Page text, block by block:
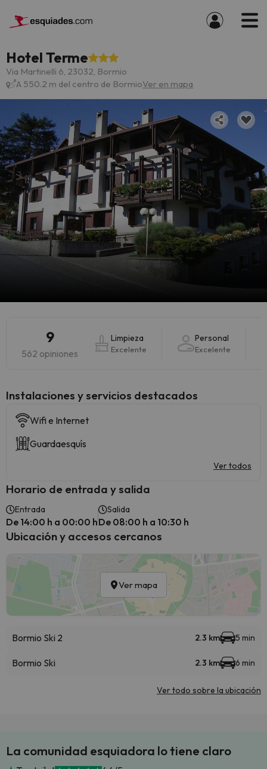
Hotel Terme
Via Martinelli 6, 23032, Bormio
A 550.2 m del centro de BormioVer en mapa
9
562 opiniones
Limpieza
Excelente
Personal
Excelente
Instalaciones y servicios destacados
Wifi e Internet
Guardaesquís
Ver todos
Horario de entrada y salida
Entrada
De 14:00 h a 00:00 h
Salida
De 08:00 h a 10:30 h
Ubicación y accesos cercanos
Ver mapa
Bormio Ski 2 2.3 km 5 min
Bormio Ski 2.3 km 6 min
Ver todo sobre la ubicación
La comunidad esquiadora lo tiene claro